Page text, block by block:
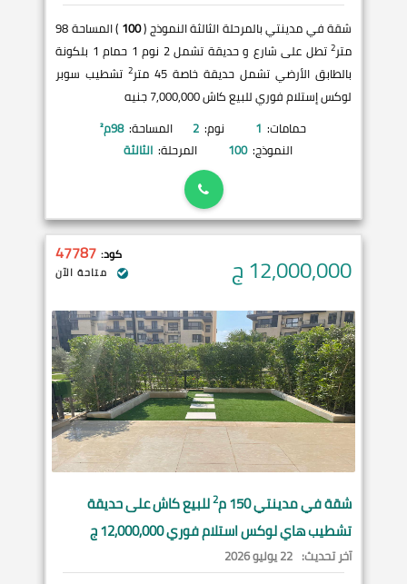
شقة في مدينتي بالمرحلة الثالثة النموذج (100
) المساحة 98
متر2
تطل على شارع و حديقة تشمل 2 نوم 1 حمام 1 بلكونة
بالطابق الأرضي تشمل حديقة خاصة 45 متر
2 تشطيب سوبر
لوكس إستلام فوري للبيع كاش 7,000,000 جنيه
حمامات: 1 نوم: 2 المساحة: 98م²
النموذج: 100 المرحلة: الثالثة
12,000,000ج كود: 47787
متاحة الآن
شقة فيمدينتي150 م 2للبيع كاش على حديقة
تشطيب هاي لوكس استلام فوري 12,000,000 ج
آخر تحديث: 22 يوليو 2026